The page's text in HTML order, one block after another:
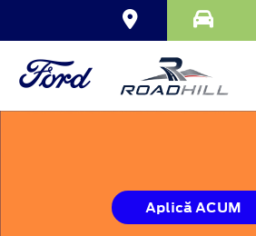
Aplică ACUM